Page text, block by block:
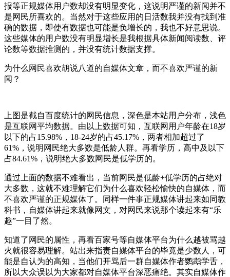
报等正规媒体用户数却没有明显变化，这说明严谨的新闻并不
是网民所喜欢的。当然对于这些应用的日活数我并没有找到准
确的数据，即使有数据也可能是负增长的，我也不好意思说。
这些媒体的用户数没有明显增长是我根据具体新闻阅读数、评
论数等数据推测的，并没有统计数据支撑。
为什么网民喜欢胡说八道的自媒体文章，而不喜欢严谨的新
闻？
上图是截自百度统计的网民信息，深色是本站用户分布，浅色
是互联网平均数据。由以上数据可知，互联网用户年龄在18岁
以下的占15.98%，18-24岁的占45.17%，两者相加超过了
61%，说明网民绝大多数是低龄人群。再看学历，高中及以下
占84.61%，说明绝大多数网民是低学历的。
通过上面的数据不难看出，当前网民是低龄+低学历的占绝对
大多数，这就不难理解它们为什么喜欢轻松愉快的自媒体，而
不喜欢严谨的正规媒体了。同样一件事正规媒体讲起来如同教
科书，自媒体讲起来就像网文，对网民来说那个读起来有“乐
趣”一目了然。
知道了网民的属性，再看百家号等自媒体平台为什么越被骂越
火就很容易理解。站出来指责自媒体平台的毕竟是少数人，可
能是自认为的高知，当他们开骂后一群自媒体作者鹦鹉学舌，
所以大众误以为大家都对自媒体平台深恶痛绝。其实自媒体作